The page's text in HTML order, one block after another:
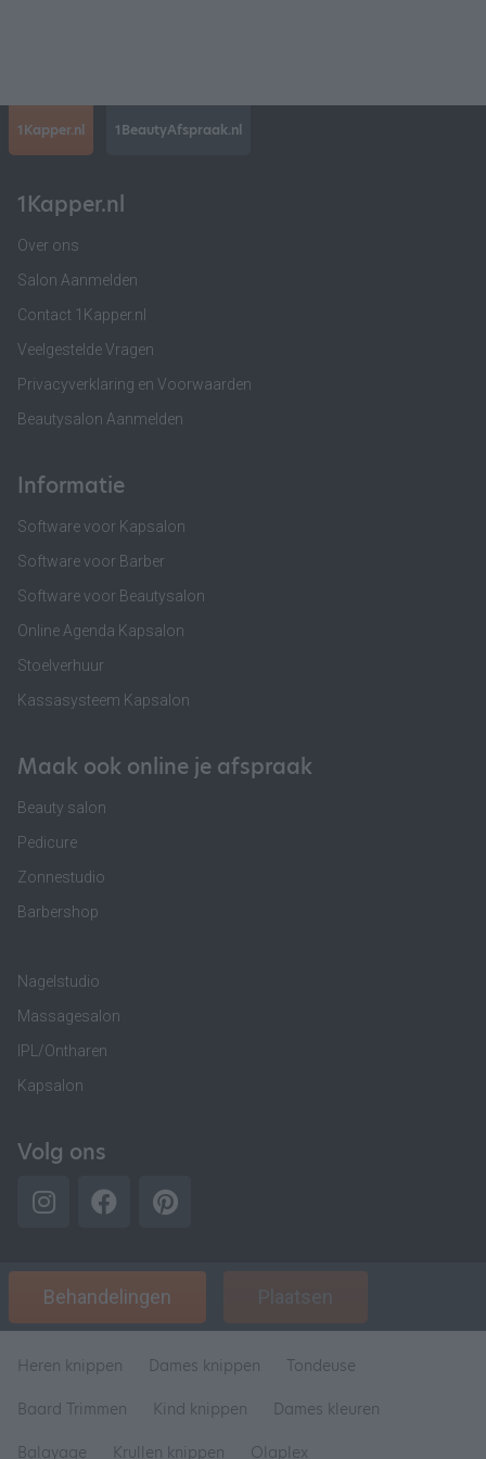
1Kapper.nl 1BeautyAfspraak.nl
1Kapper.nl
Over ons
Salon Aanmelden
Contact 1Kapper.nl
Veelgestelde Vragen
Privacyverklaring en Voorwaarden
Beautysalon Aanmelden
Informatie
Software voor Kapsalon
Software voor Barber
Software voor Beautysalon
Online Agenda Kapsalon
Stoelverhuur
Kassasysteem Kapsalon
Maak ook online je afspraak
Beauty salon
Pedicure
Zonnestudio
Barbershop
Nagelstudio
Massagesalon
IPL/Ontharen
Kapsalon
Volg ons
Behandelingen Plaatsen
Heren knippen Dames knippen
Tondeuse
Baard Trimmen
Kind knippen
Dames kleuren
Balayage
Krullen knippen Olaplex